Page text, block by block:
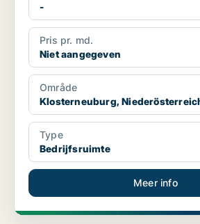
-
Pris pr. md.
Niet aangegeven
Område
Klosterneuburg,
Type
Bedrijfsruimte
Meer info